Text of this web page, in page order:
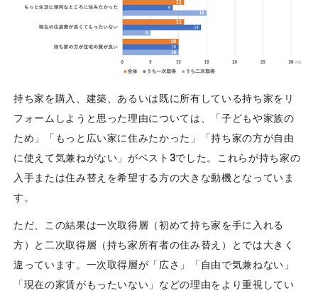
持ち家を購入、建築、あるいは既に所有している持ち家をリ
フォームしようと思った理由については、「子どもや家族の
ため」「もっと広い家に住みたかった」「持ち家の方が自由
に使えて気兼ねがない」がベスト3でした。これらが持ち家の
入手または住み替えを希望する方の大きな動機となっていま
す。
ただ、この結果は一次取得層（初めて持ち家を手に入れる
方）と二次取得層（持ち家所有者の住み替え）とでは大きく
違っています。一次取得層が「広さ」「自由で気兼ねない」
「現在の家賃がもったいない」などの理由をより重視してい